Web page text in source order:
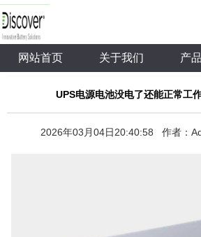
网站首页 关于我们 产
UPS电源电池没电了还能正常工
2026年03月04日20:40:58 作者：